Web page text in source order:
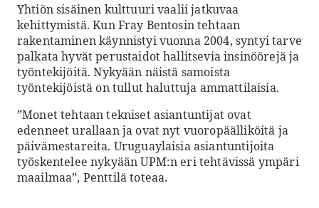
Yhtiön sisäinen kulttuuri vaalii jatkuvaa
kehittymistä. Kun Fray Bentosin tehtaan
rakentaminen käynnistyi vuonna 2004, syntyi tarve
palkata hyvät perustaidot hallitsevia insinöörejä ja
työntekijöitä. Nykyään näistä samoista
työntekijöistä on tullut haluttuja ammattilaisia.
”Monet tehtaan tekniset asiantuntijat ovat
edenneet urallaan ja ovat nyt vuoropäälliköitä ja
päivämestareita. Uruguaylaisia asiantuntijoita
työskentelee nykyään UPM:n eri tehtävissä ympäri
maailmaa”, Penttilä toteaa.